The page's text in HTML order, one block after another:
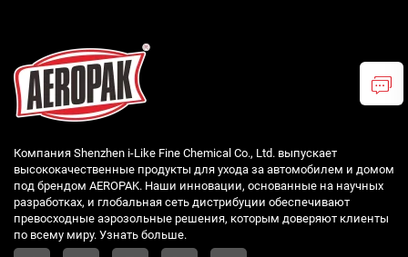
Компания Shenzhen i-Like Fine Chemical Co., Ltd. выпускает
высококачественные продукты для ухода за автомобилем и домом
под брендом AEROPAK. Наши инновации, основанные на научных
разработках, и глобальная сеть дистрибуции обеспечивают
превосходные аэрозольные решения, которым доверяют клиенты
по всему миру. Узнать больше.